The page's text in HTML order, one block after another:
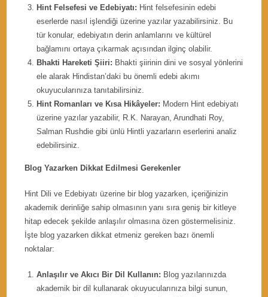
Hint Felsefesi ve Edebiyatı: Hint felsefesinin edebi
eserlerde nasıl işlendiği üzerine yazılar yazabilirsiniz. Bu
tür konular, edebiyatın derin anlamlarını ve kültürel
bağlamını ortaya çıkarmak açısından ilginç olabilir.
Bhakti Hareketi Şiiri: Bhakti şiirinin dini ve sosyal yönlerini
ele alarak Hindistan’daki bu önemli edebi akımı
okuyucularınıza tanıtabilirsiniz.
Hint Romanları ve Kısa Hikâyeler: Modern Hint edebiyatı
üzerine yazılar yazabilir, R.K. Narayan, Arundhati Roy,
Salman Rushdie gibi ünlü Hintli yazarların eserlerini analiz
edebilirsiniz.
Blog Yazarken Dikkat Edilmesi Gerekenler
Hint Dili ve Edebiyatı üzerine bir blog yazarken, içeriğinizin
akademik derinliğe sahip olmasının yanı sıra geniş bir kitleye
hitap edecek şekilde anlaşılır olmasına özen göstermelisiniz.
İşte blog yazarken dikkat etmeniz gereken bazı önemli
noktalar:
Anlaşılır ve Akıcı Bir Dil Kullanın: Blog yazılarınızda
akademik bir dil kullanarak okuyucularınıza bilgi sunun,